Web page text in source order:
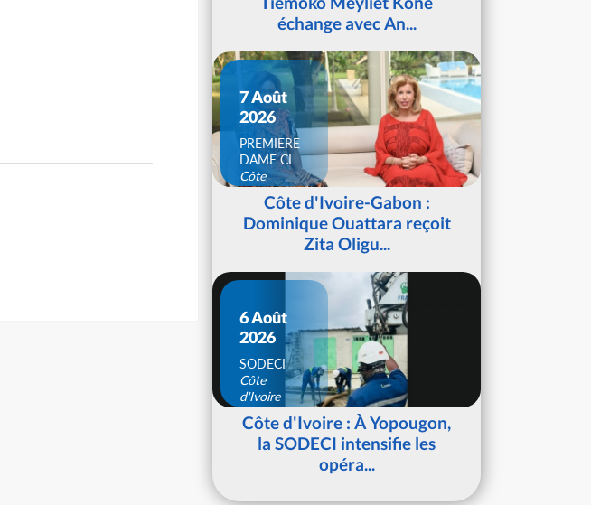
échange avec An...
7 Août
2026
PREMIERE
DAME CI
Côte
d'IvoireCôte d'Ivoire-Gabon :
Dominique Ouattara reçoit
Zita Oligu...
6 Août
2026
SODECI
Côte
d'Ivoire
Côte d'Ivoire : À Yopougon,
la SODECI intensifie les
opéra...